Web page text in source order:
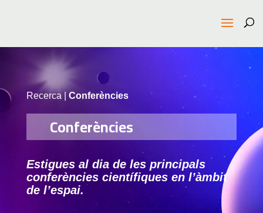
Recerca| Conferències
Conferències
Estigues al dia de les principals
conferències científiques en l’àmbit
de l’espai.